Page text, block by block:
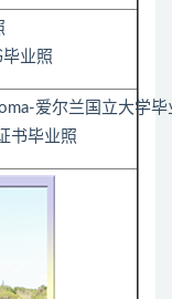
业照
书毕业照